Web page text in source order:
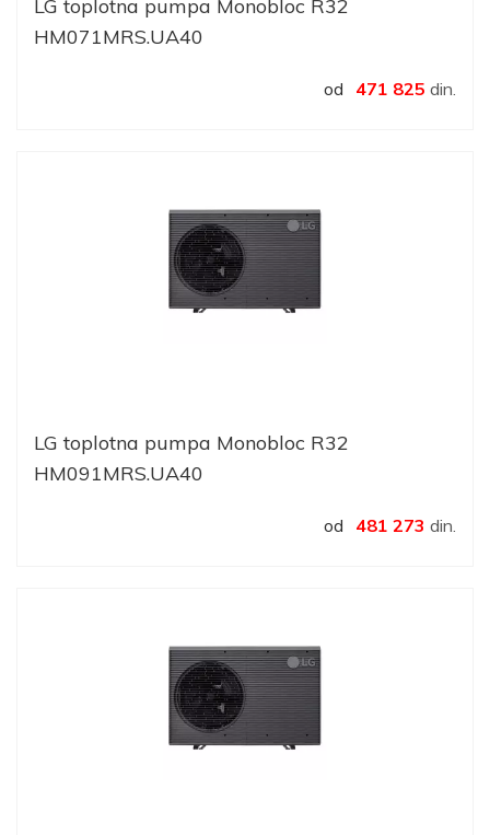
LG toplotna pumpa Monobloc R32
HM071MRS.UA40
od 471 825 din.
LG toplotna pumpa Monobloc R32
HM091MRS.UA40
od 481 273 din.